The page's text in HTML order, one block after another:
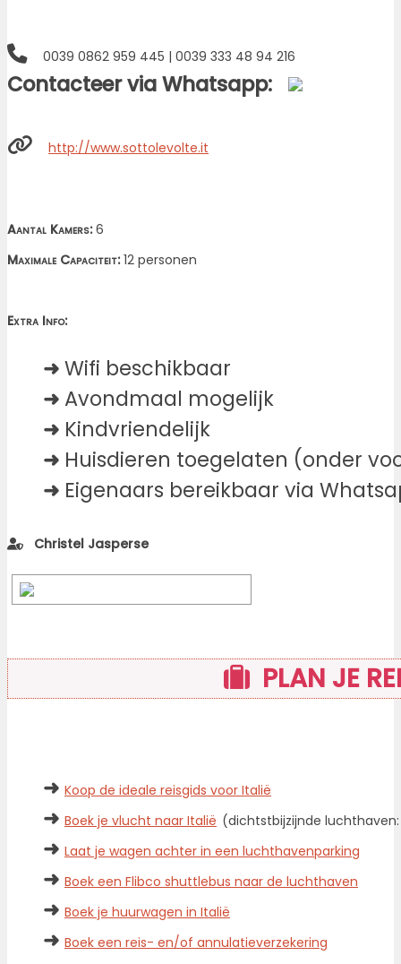
0039 0862 959 445 | 0039 333 48 94 216
Contacteer via Whatsapp:
http://www.sottolevolte.it
Aantal Kamers:6
Maximale Capaciteit:12 personen
Extra Info:
➜Wifi beschikbaar
➜ Avondmaal mogelijk
➜ Kindvriendelijk
➜ Huisdieren toegelaten (onder
➜ Eigenaars bereikbaar via
Christel Jasperse
PLAN JE
➜ Koop de ideale reisgids voor Italië
➜ Boek je vlucht naar Italië (dichtstbijzijnde
➜ Laat je wagen achter in een luchthavenparking
➜ Boek een Flibco shuttlebus naar de luchthaven
➜ Boek je huurwagen in Italië
➜ Boek een reis- en/of annulatieverzekering